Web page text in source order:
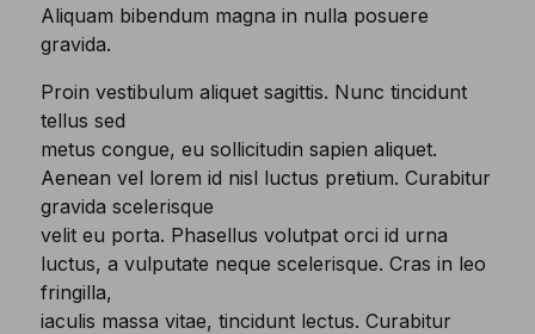
Aliquam bibendum magna in nulla posuere
gravida.
Proin vestibulum aliquet sagittis. Nunc tincidunt
tellus sed
metus congue, eu sollicitudin sapien aliquet.
Aenean vel lorem id nisl luctus pretium. Curabitur
gravida scelerisque
velit eu porta. Phasellus volutpat orci id urna
luctus, a vulputate neque scelerisque. Cras in leo
fringilla,
iaculis massa vitae, tincidunt lectus. Curabitur